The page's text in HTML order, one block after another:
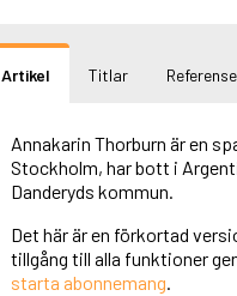
Artikel Titlar
Annakarin Thorburn är en
Stockholm, har bott i
Danderyds kommun.
Det här är en förkortad
tillgång till alla funktioner
starta abonnemang.